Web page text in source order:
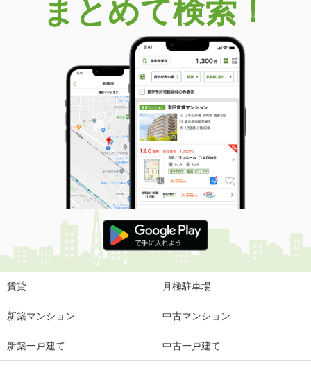
まとめて検索！
賃貸 月極駐車場
新築マンション 中古マンション
新築一戸建て 中古一戸建て